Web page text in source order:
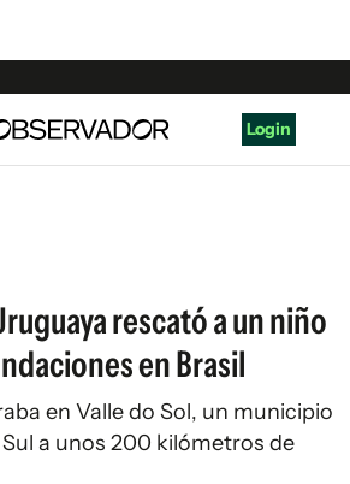
Login
rescató a un niño
en Brasil
en Valle do Sol, un municipio
a unos 200 kilómetros de